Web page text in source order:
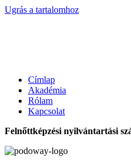
Ugrás a tartalomhoz
Címlap
Akadémia
Rólam
Kapcsolat
Felnőttképzési nyilvántartási